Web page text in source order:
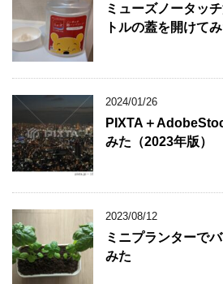
ミューズノータッ
トルの蓋を開けて
2024/01/26
PIXTA＋
みた（2023年版）
2023/08/12
ミニプランターで
みた